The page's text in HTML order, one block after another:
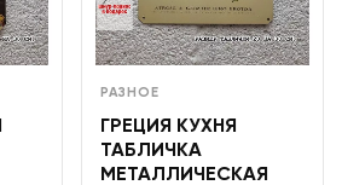
РАЗНОЕ
ГРЕЦИЯ КУХНЯ
ТАБЛИЧКА
МЕТАЛЛИЧЕСКАЯ